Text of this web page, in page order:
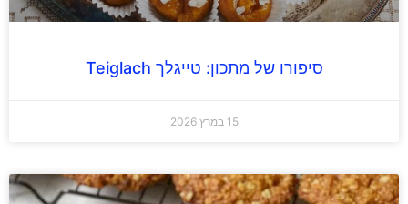
סיפורו של מתכון: טייגלך Teiglach